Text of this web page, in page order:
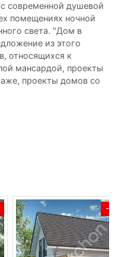
современной душевой
помещениях ночной
света. "Дом в
из этого
относящихся к
мансардой, проекты
проекты домов со
-